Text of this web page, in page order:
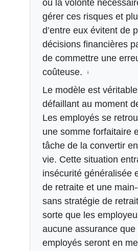
ou la volonté
gérer ces risques et
d’entre eux évitent de
décisions financières
de commettre une
coûteuse.i
Le modèle est
défaillant au moment
Les employés se
une somme forfaitaire
tâche de la convertir
vie. Cette situation
insécurité généralisée
de retraite et une
sans stratégie de
sorte que les
aucune assurance que
employés seront en